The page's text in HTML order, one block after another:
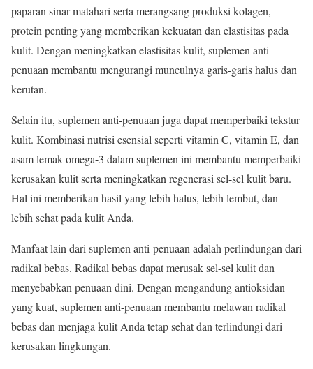
paparan sinar matahari serta merangsang produksi kolagen,
protein penting yang memberikan kekuatan dan elastisitas pada
kulit. Dengan meningkatkan elastisitas kulit, suplemen anti-
penuaan membantu mengurangi munculnya garis-garis halus dan
kerutan.
Selain itu, suplemen anti-penuaan juga dapat memperbaiki tekstur
kulit. Kombinasi nutrisi esensial seperti vitamin C, vitamin E, dan
asam lemak omega-3 dalam suplemen ini membantu memperbaiki
kerusakan kulit serta meningkatkan regenerasi sel-sel kulit baru.
Hal ini memberikan hasil yang lebih halus, lebih lembut, dan
lebih sehat pada kulit Anda.
Manfaat lain dari suplemen anti-penuaan adalah perlindungan dari
radikal bebas. Radikal bebas dapat merusak sel-sel kulit dan
menyebabkan penuaan dini. Dengan mengandung antioksidan
yang kuat, suplemen anti-penuaan membantu melawan radikal
bebas dan menjaga kulit Anda tetap sehat dan terlindungi dari
kerusakan lingkungan.